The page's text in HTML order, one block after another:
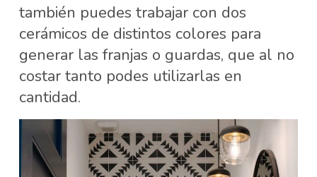
también puedes trabajar con dos
cerámicos de distintos colores para
generar las franjas o guardas, que al no
costar tanto podes utilizarlas en
cantidad.